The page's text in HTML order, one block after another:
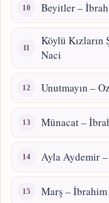
Beyitler –
Köylü Kızların
Naci
Unutmayın –
Münacat –
Ayla Aydemir –
Marş – İbrahim